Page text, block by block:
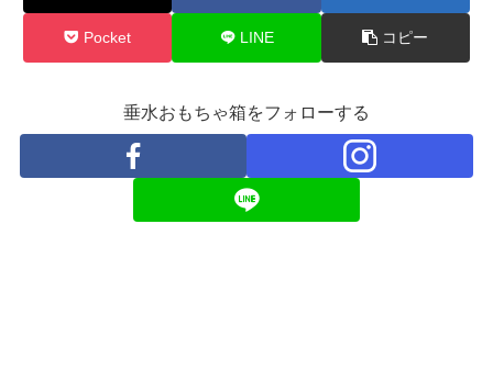
Pocket LINE コピー
垂水おもちゃ箱をフォローする